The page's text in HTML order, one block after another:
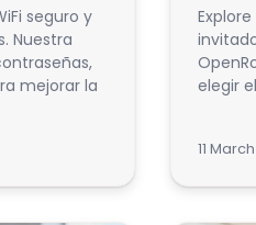
seguro y
Nuestra
mejorar la
elegir
11